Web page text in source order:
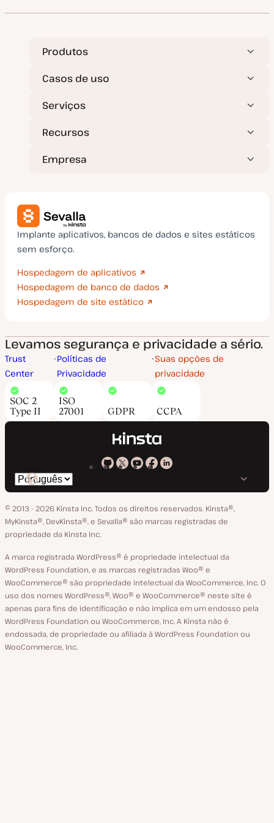
Produtos
Casos de uso
Serviços
Recursos
Empresa
Implante aplicativos, bancos de dados e sites estáticos
sem esforço.
Hospedagem de aplicativos
Hospedagem de banco de dados
Hospedagem de site estático
Levamos segurança e privacidade a sério.
Trust
Center
Políticas de
Privacidade
Suas opções de
privacidade
SOC 2
Type II
ISO
27001
GDPR CCPA
Kinsta
GitHub
Kinsta
X
Kinsta
YouTube
Kinsta
Facebook
Kinsta
LinkedIn
Trocar
o
idioma
© 2013 - 2026 Kinsta Inc. Todos os direitos reservados. Kinsta®‚
MyKinsta®‚ DevKinsta®‚ e Sevalla® são marcas registradas de
propriedade da Kinsta Inc.
A marca registrada WordPress® é propriedade intelectual da
WordPress Foundation, e as marcas registradas Woo® e
WooCommerce® são propriedade intelectual da WooCommerce, Inc. O
uso dos nomes WordPress®, Woo® e WooCommerce® neste site é
apenas para fins de identificação e não implica em um endosso pela
WordPress Foundation ou WooCommerce, Inc. A Kinsta não é
endossada, de propriedade ou afiliada à WordPress Foundation ou
WooCommerce, Inc.